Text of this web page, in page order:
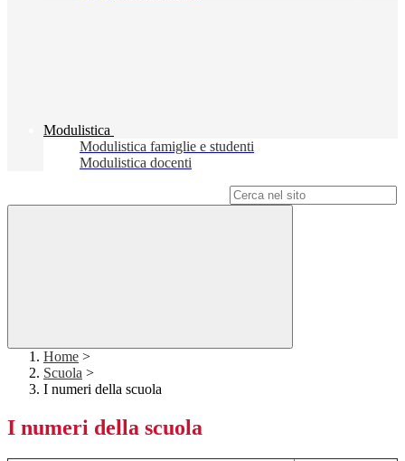
Modulistica
Modulistica famiglie e studenti
Modulistica docenti
Home >
Scuola >
I numeri della scuola
I numeri della scuola